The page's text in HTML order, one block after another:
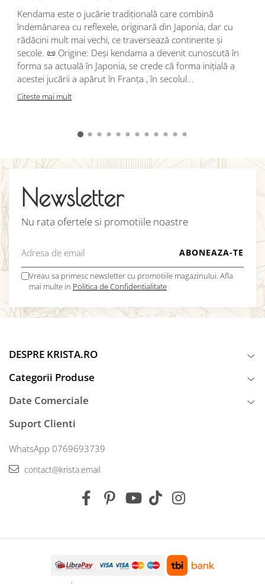
Kendama este o jucărie tradițională care combină
îndemânarea cu reflexele, originară din Japonia, dar cu
rădăcini mult mai vechi, ce traversează continente și
secole. 📜 Origine: Deși kendama a devenit cunoscută în
forma sa actuală în Japonia, se crede că forma inițială a
acestei jucării a apărut în Franța , în secolul...
Citeste mai mult
Newsletter
Nu rata ofertele si promotiile noastre
Vreau sa primesc newsletter cu promotiile magazinului. Afla
mai multe in Politica de Confidentialitate
DESPRE KRISTA.RO
Categorii Produse
Date Comerciale
Suport Clienti
WhatsApp 0769693739
contact@krista.email